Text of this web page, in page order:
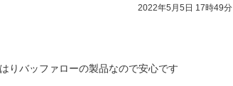
2022年5月5日 17時49分
りバッファローの製品なので安心です